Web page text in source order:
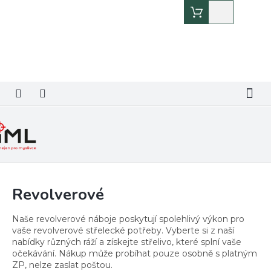
košík
Revolverové
Naše revolverové náboje poskytují spolehlivý výkon pro
vaše revolverové střelecké potřeby. Vyberte si z naší
nabídky různých ráží a získejte střelivo, které splní vaše
očekávání. Nákup může probíhat pouze osobně s platným
ZP, nelze zaslat poštou.